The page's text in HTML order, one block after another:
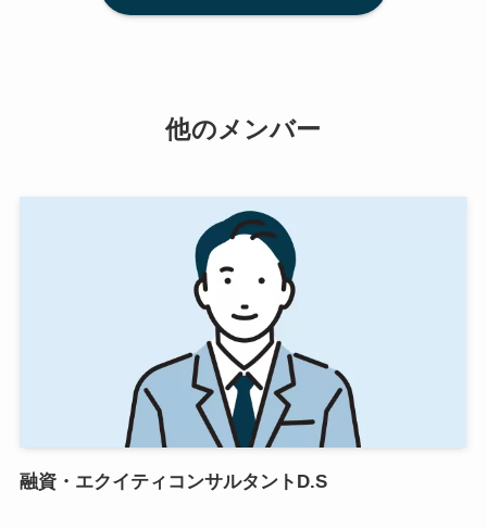
他のメンバー
融資・エクイティコンサルタントD.S